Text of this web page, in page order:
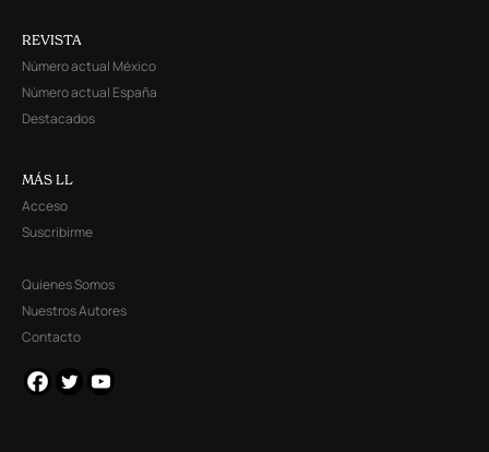
REVISTA
Número actual México
Número actual España
Destacados
MÁS LL
Acceso
Suscribirme
Quienes Somos
Nuestros Autores
Contacto